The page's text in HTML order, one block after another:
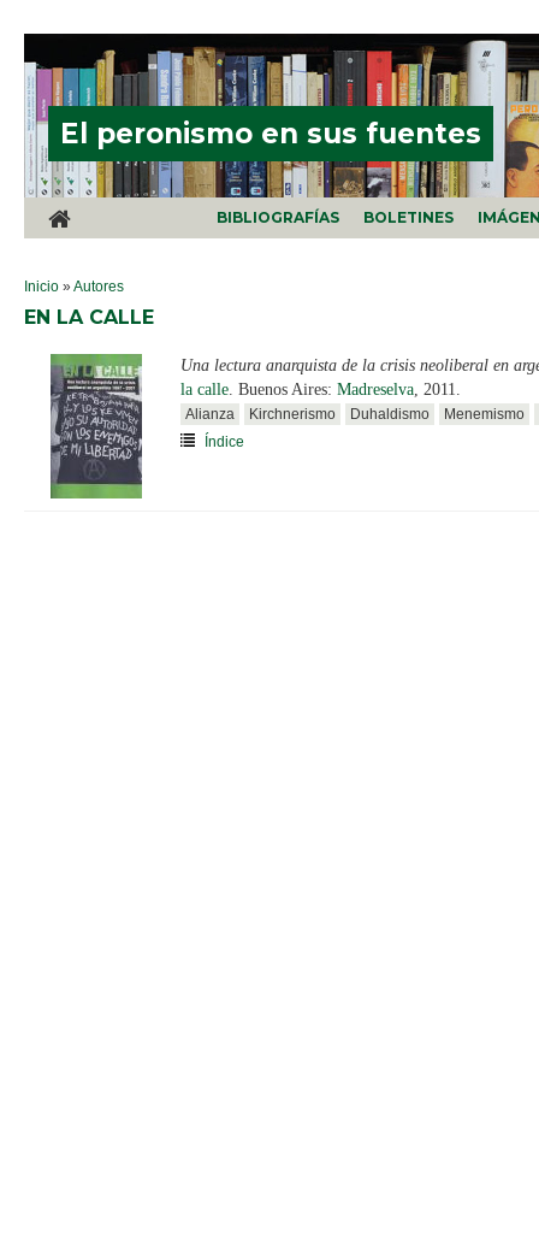
El peronismo en sus fuentes
BIBLIOGRAFÍAS BOLETINES
SE ENCUENTRA USTED AQUÍ
Inicio »Autores
EN LA CALLE
Una lectura anarquista de la crisis neoliberal en
la calle. Buenos Aires: Madreselva, 2011.
Alianza Kirchnerismo Duhaldismo
Menemismo
Índice